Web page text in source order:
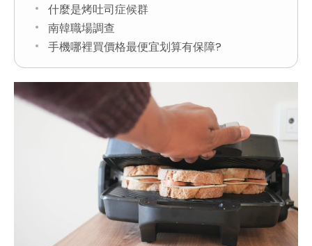
什麼是烤吐司症候群
南韓職場調查
手機哪裡買價格最便宜划算有保障?